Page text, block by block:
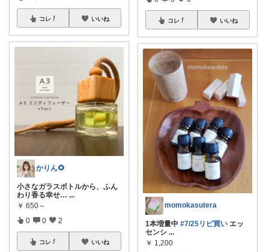
コレ いいね
かりん🌻
小さなガラスボトルから、ふん
わり香る幸せ… ...
￥ 650～
0 0 2
コレ いいね
コレ いいね
momokasutera
1本増量中 #7/25リピ買い エッ
センシ ...
￥ 1,200